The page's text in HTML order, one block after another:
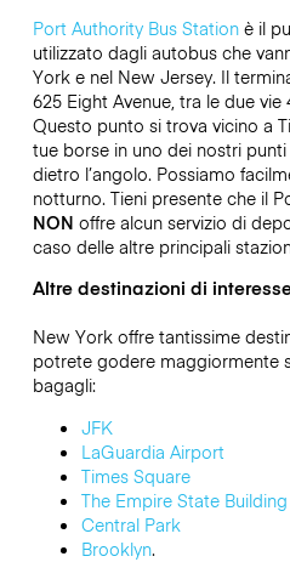
Port Authority Bus Stationè il
utilizzato dagli autobus che
York e nel New Jersey. Il
625 Eight Avenue, tra le due
Questo punto si trova vicino a
tue borse in uno dei nostri
dietro l’angolo. Possiamo
notturno. Tieni presente che il
NON offre alcun servizio di
caso delle altre principali
Altre destinazioni di
New York offre tantissime
potrete godere maggiormente
bagagli:
JFK
LaGuardia Airport
Times Square
The Empire State Building
Central Park
Brooklyn.